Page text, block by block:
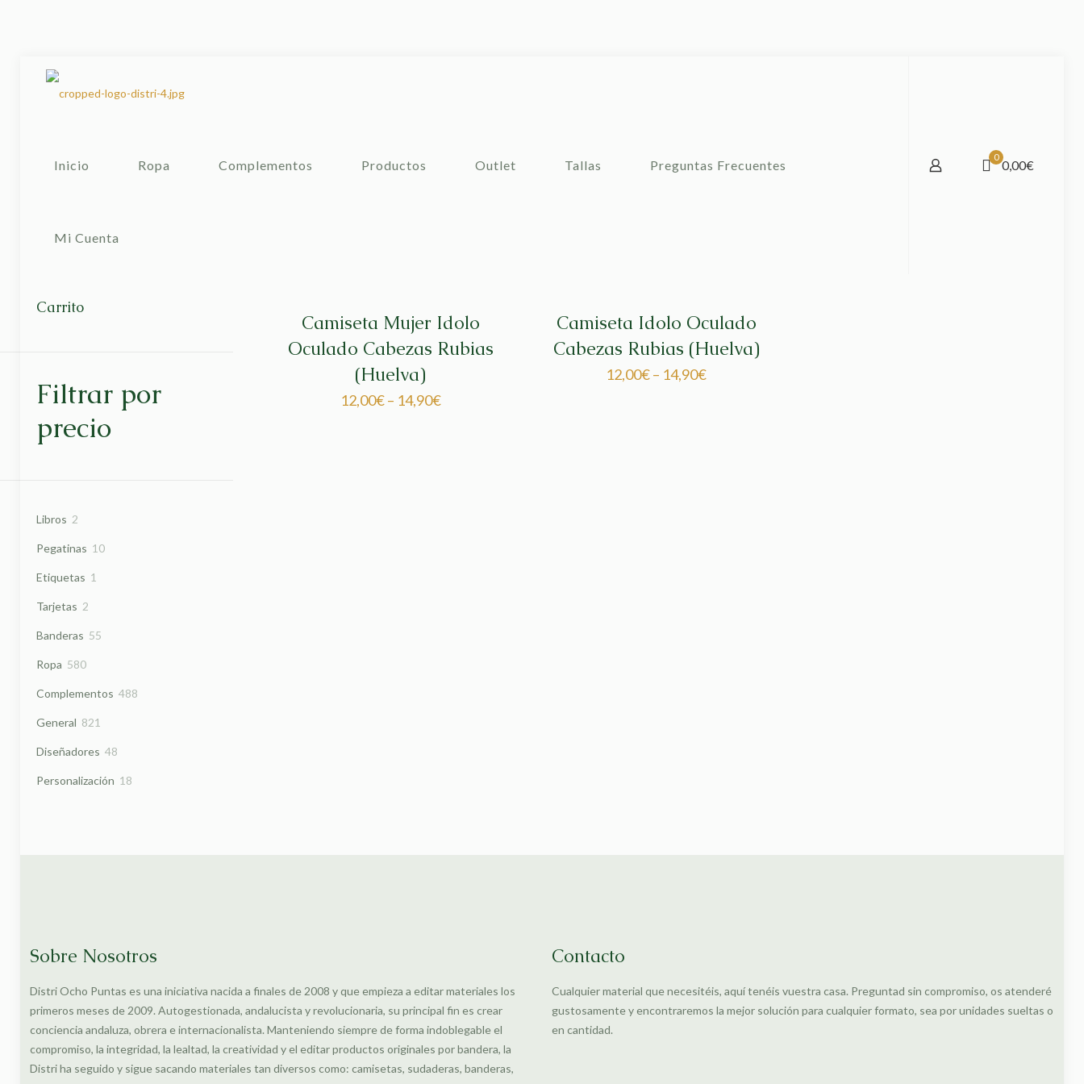
Inicio Ropa Complementos Productos Outlet Tallas Preguntas Frecuentes
Mi Cuenta
0
0,00€
Camiseta Mujer Idolo
Oculado Cabezas Rubias
(Huelva)
12,00€– 14,90€
Camiseta Idolo Oculado
Cabezas Rubias (Huelva)
12,00€– 14,90€
Carrito
Filtrar por
precio
Libros 2
Pegatinas 1010
Etiquetas 1
Tarjetas 2
Banderas 55
Ropa 580580
Complementos 488
General 821
Diseñadores 48
Personalización 18
Sobre Nosotros
Distri Ocho Puntas es una iniciativa nacida a finales de 2008 y que empieza a editar materiales los
primeros meses de 2009. Autogestionada, andalucista y revolucionaria, su principal fin es crear
conciencia andaluza, obrera e internacionalista. Manteniendo siempre de forma indoblegable el
compromiso, la integridad, la lealtad, la creatividad y el editar productos originales por bandera, la
Distri ha seguido y sigue sacando materiales tan diversos como: camisetas, sudaderas, banderas,
Contacto
Cualquier material que necesitéis, aquí tenéis vuestra casa. Preguntad sin compromiso, os atenderé
gustosamente y encontraremos la mejor solución para cualquier formato, sea por unidades sueltas o
en cantidad.